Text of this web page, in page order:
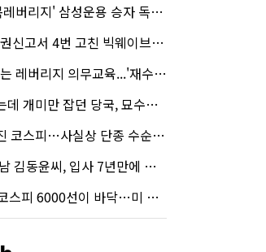
성운용 승자 독식...운용수익 미래에셋의 6배
4번 고친 빅웨이브로보틱스, 수요예측
지 의무교육...'재수강 건너뛰기' 허점
만 잡던 당국, 묘수는 과다호가부담금?
피…사실상 단종 수순 밟는 '단종레'
씨, 입사 7년만에 한투증권 임원 승진
선이 바닥…미 금리 안정 후 추가 회복"